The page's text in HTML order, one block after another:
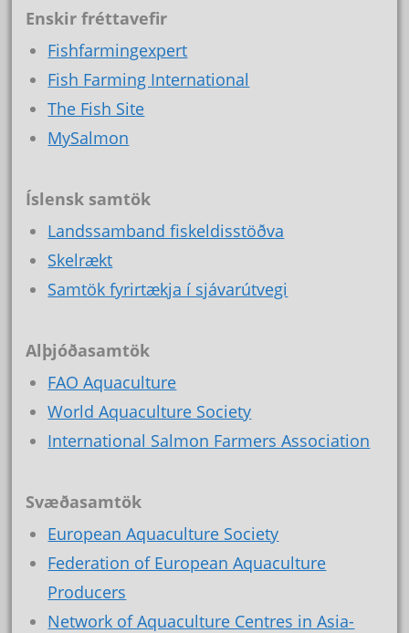
Enskir fréttavefir
Fishfarmingexpert
Fish Farming International
The Fish Site
MySalmon
Íslensk samtök
Landssamband fiskeldisstöðva
Skelrækt
Samtök fyrirtækja í sjávarútvegi
Alþjóðasamtök
FAO Aquaculture
World Aquaculture Society
International Salmon Farmers Association
Svæðasamtök
European Aquaculture Society
Federation of European Aquaculture
Producers
Network of Aquaculture Centres in Asia-